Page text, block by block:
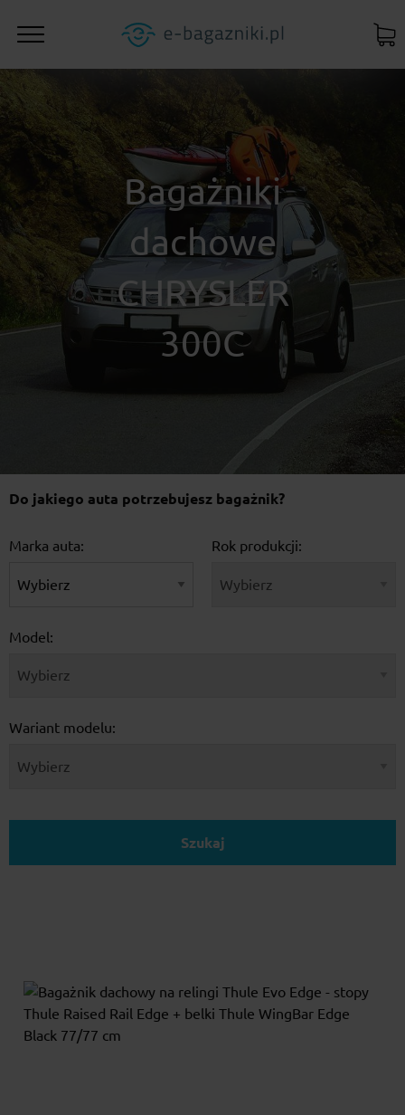
Bagażniki
dachowe
CHRYSLER
300C
Do jakiego auta potrzebujesz bagażnik?
Marka auta: Rok produkcji:
Model:
Wariant modelu:
Szukaj